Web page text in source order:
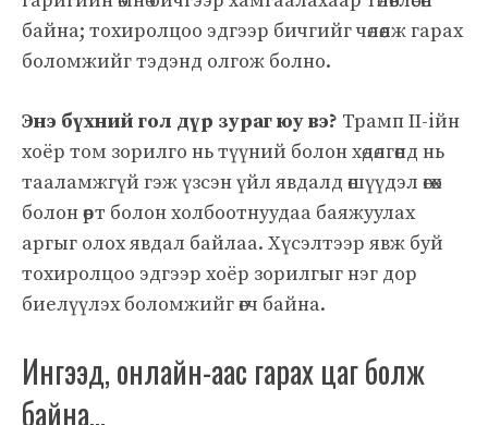
байна; тохиролцоо эдгээр бичгийг чөлөөлж гарах
боломжийг тэдэнд олгож болно.
Энэ бүхний гол дүр зураг юу вэ? Трамп II-iйн
хоёр том зорилго нь түүний болон хөдөлгөөнд нь
тааламжгүй гэж үзсэн үйл явдалд өшүүдэл өгөх
болон өөрт болон холбоотнуудаа баяжуулах
аргыг олох явдал байлаа. Хүсэлтээр явж буй
тохиролцоо эдгээр хоёр зорилгыг нэг дор
биелүүлэх боломжийг өгч байна.
Ингээд, онлайн-аас гарах цаг болж
байна…